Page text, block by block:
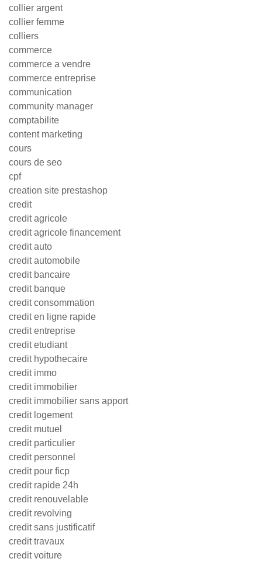
collier argent
collier femme
colliers
commerce
commerce a vendre
commerce entreprise
communication
community manager
comptabilite
content marketing
cours
cours de seo
cpf
creation site prestashop
credit
credit agricole
credit agricole financement
credit auto
credit automobile
credit bancaire
credit banque
credit consommation
credit en ligne rapide
credit entreprise
credit etudiant
credit hypothecaire
credit immo
credit immobilier
credit immobilier sans apport
credit logement
credit mutuel
credit particulier
credit personnel
credit pour ficp
credit rapide 24h
credit renouvelable
credit revolving
credit sans justificatif
credit travaux
credit voiture